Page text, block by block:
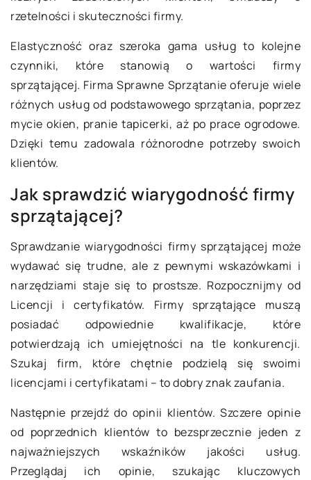
rzetelności i skuteczności firmy.
Elastyczność oraz szeroka gama usług to kolejne
czynniki, które stanowią o wartości firmy
sprzątającej. Firma Sprawne Sprzątanie oferuje wiele
różnych usług od podstawowego sprzątania, poprzez
mycie okien, pranie tapicerki, aż po prace ogrodowe.
Dzięki temu zadowala różnorodne potrzeby swoich
klientów.
Jak sprawdzić wiarygodność firmy
sprzątającej?
Sprawdzanie wiarygodności firmy sprzątającej może
wydawać się trudne, ale z pewnymi wskazówkami i
narzędziami staje się to prostsze. Rozpocznijmy od
Licencji i certyfikatów. Firmy sprzątające muszą
posiadać odpowiednie kwalifikacje, które
potwierdzają ich umiejętności na tle konkurencji.
Szukaj firm, które chętnie podzielą się swoimi
licencjami i certyfikatami – to dobry znak zaufania.
Następnie przejdź do opinii klientów. Szczere opinie
od poprzednich klientów to bezsprzecznie jeden z
najważniejszych wskaźników jakości usług.
Przeglądaj ich opinie, szukając kluczowych